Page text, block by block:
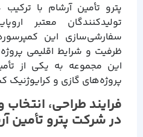
پترو تأمین آرشام با
تولیدکنندگان معتبر
سفارشی‌سازی این
ظرفیت و شرایط اقلیمی
این مجموعه به یکی از
پروژه‌های گازی و
فرایند طراحی،
در شرکت پترو تأمین